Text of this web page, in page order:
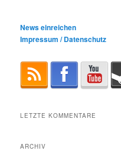
News einreichen
Impressum / Datenschutz
LETZTE KOMMENTARE
ARCHIV